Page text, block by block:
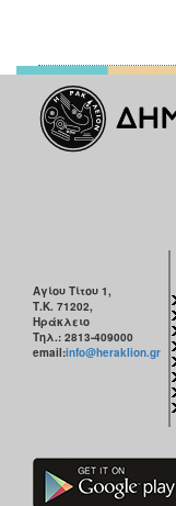
Αγίου Τίτου 1,
Τ.Κ. 71202,
Ηράκλειο
Τηλ.: 2813-409000
email:info@heraklion.gr